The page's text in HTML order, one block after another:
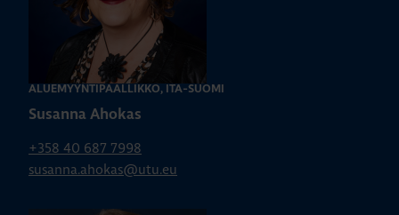
ALUEMYYNTIPÄÄLLIKKÖ, ITÄ-SUOMI
Susanna Ahokas
+358 40 687 7998
susanna.ahokas@utu.eu